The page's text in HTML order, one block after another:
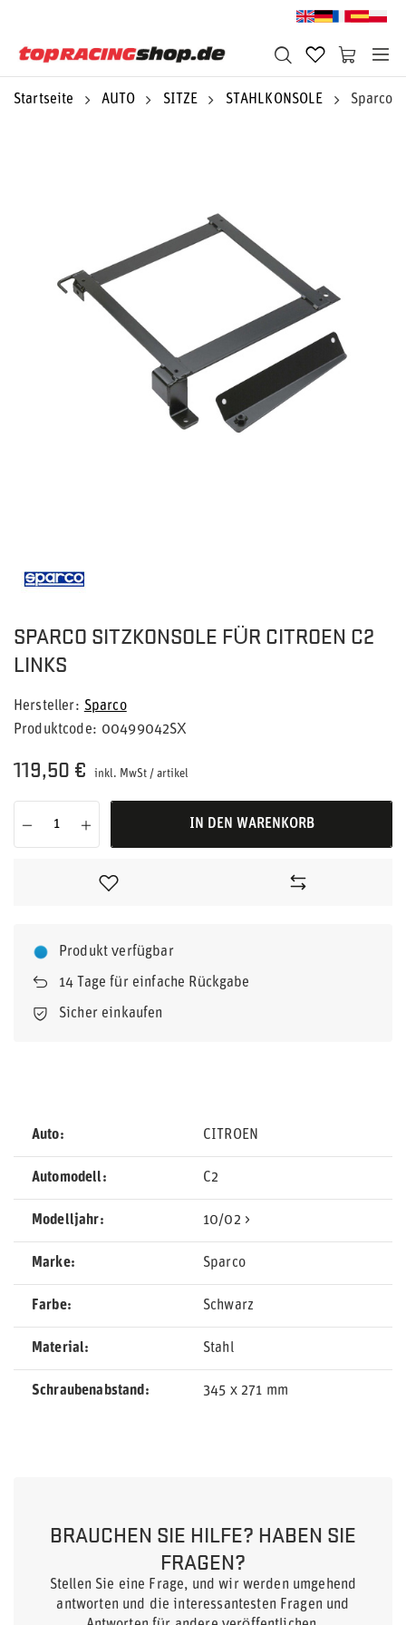
Startseite AUTO SITZE STAHLKONSOLE Sparco
SPARCO SITZKONSOLE FÜR CITROEN C2
LINKS
Hersteller
Sparco
Produktcode
00499042SX
119,50 € inkl. MwSt / artikel
IN DEN WARENKORB
Produkt verfügbar
14 Tage für einfache Rückgabe
Sicher einkaufen
Auto CITROEN
Automodell C2
Modelljahr 10/02 >
Marke Sparco
Farbe Schwarz
Material Stahl
Schraubenabstand 345 x 271 mm
BRAUCHEN SIE HILFE? HABEN SIE
FRAGEN?
Stellen Sie eine Frage, und wir werden umgehend
antworten und die interessantesten Fragen und